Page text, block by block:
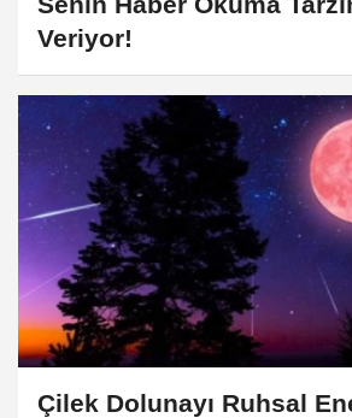
Veriyor!
Çilek Dolunayı Ruhsal